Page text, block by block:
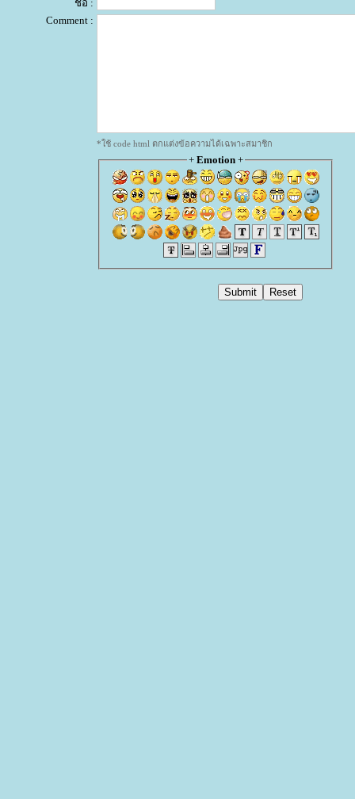
ชื่อ :
Comment :
*ใช้ code html ตกแต่งข้อความได้เฉพาะสมาชิก
+ Emotion+